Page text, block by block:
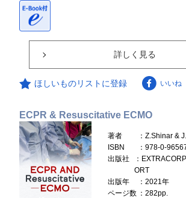
詳しく見る
ほしいものリストに登録 いいね
ECPR & Resuscitative ECMO
著者
：Z.Shinar &
ISBN
：978-0-
出版社
：
ORT
出版年
：2021年
ページ数 ：282pp.